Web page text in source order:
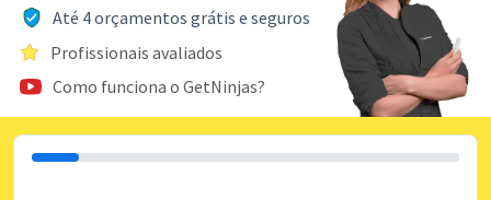
Até 4 orçamentos grátis e seguros
Profissionais avaliados
Como funciona o GetNinjas?